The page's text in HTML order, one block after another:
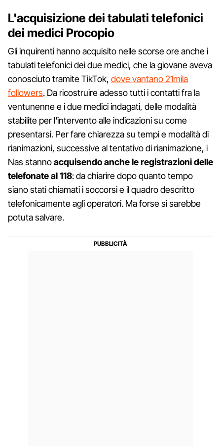
L'acquisizione dei tabulati telefonici
dei medici Procopio
Gli inquirenti hanno acquisito nelle scorse ore anche i
tabulati telefonici dei due medici, che la giovane aveva
conosciuto tramite TikTok, dove vantano 21mila
followers. Da ricostruire adesso tutti i contatti fra la
ventunenne e i due medici indagati, delle modalità
stabilite per l'intervento alle indicazioni su come
presentarsi. Per fare chiarezza su tempi e modalità di
rianimazioni, successive al tentativo di rianimazione, i
Nas stannoacquisendo anche le registrazioni delle
telefonate al 118: da chiarire dopo quanto tempo
siano stati chiamati i soccorsi e il quadro descritto
telefonicamente agli operatori. Ma forse si sarebbe
potuta salvare.